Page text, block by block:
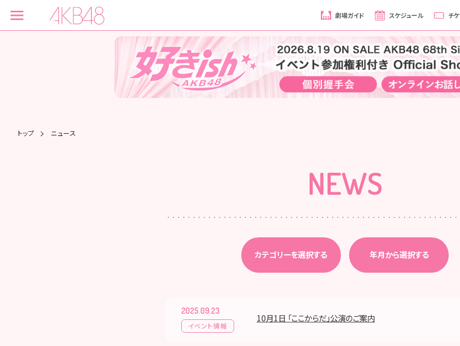
劇場ガイド スケジュール チ
トップ ニュース
NEWS
カテゴリーを選択する 年月から選択する
2025.09.23
イベント情報
10月1日 「ここからだ」公演のご案内